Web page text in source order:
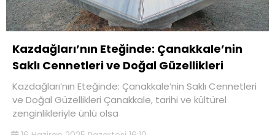
Kazdağları’nın Eteğinde: Çanakkale’nin
Saklı Cennetleri ve Doğal Güzellikleri
Kazdağları’nın Eteğinde: Çanakkale’nin Saklı Cennetleri
ve Doğal Güzellikleri Çanakkale, tarihi ve kültürel
zenginlikleriyle ünlü olsa